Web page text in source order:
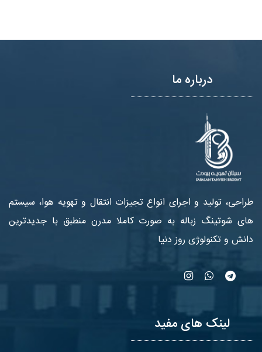
درباره ما
طراحی، تولید و اجرای انواع تجیزات انتقال و تهویه هوا، سیستم
های شوتینگ زباله به صورت کاملا مدرن منطبق با جدیدترین
دانش و تکنولوژی روز دنیا
لینک های مفید